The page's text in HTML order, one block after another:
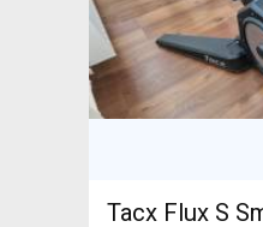
Tacx Flux S